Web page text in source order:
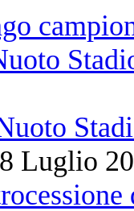
Luglio